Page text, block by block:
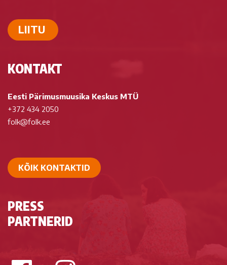
LIITU
KONTAKT
Eesti Pärimusmuusika Keskus MTÜ
+372 434 2050
folk@folk.ee
KÕIK KONTAKTID
PRESS
PARTNERID